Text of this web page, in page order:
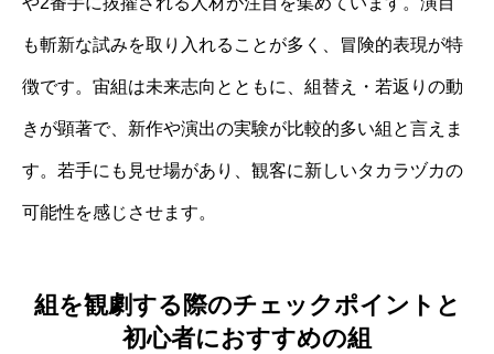
も斬新な試みを取り入れることが多く、冒険的表現が特
徴です。宙組は未来志向とともに、組替え・若返りの動
きが顕著で、新作や演出の実験が比較的多い組と言えま
す。若手にも見せ場があり、観客に新しいタカラヅカの
可能性を感じさせます。
組を観劇する際のチェックポイントと
初心者におすすめの組